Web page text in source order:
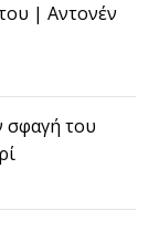
| Αντονέν
σφαγή του